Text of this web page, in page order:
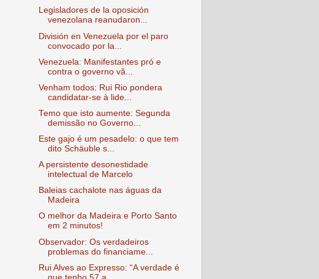
Legisladores de la oposición
venezolana reanudaron...
División en Venezuela por el paro
convocado por la...
Venezuela: Manifestantes pró e
contra o governo vã...
Venham todos: Rui Rio pondera
candidatar-se à lide...
Temo que isto aumente: Segunda
demissão no Governo...
Este gajo é um pesadelo: o que tem
dito Schäuble s...
A persistente desonestidade
intelectual de Marcelo
Baleias cachalote nas águas da
Madeira
O melhor da Madeira e Porto Santo
em 2 minutos!
Observador: Os verdadeiros
problemas do financiame...
Rui Alves ao Expresso: “A verdade é